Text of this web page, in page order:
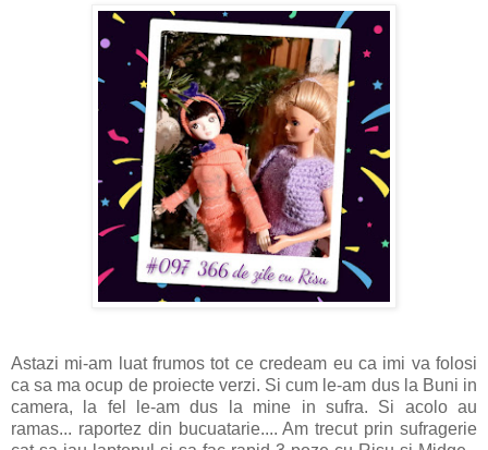
Astazi mi-am luat frumos tot ce credeam eu ca imi va folosi
ca sa ma ocup de proiecte verzi. Si cum le-am dus la Buni in
camera, la fel le-am dus la mine in sufra. Si acolo au
ramas... raportez din bucuatarie.... Am trecut prin sufragerie